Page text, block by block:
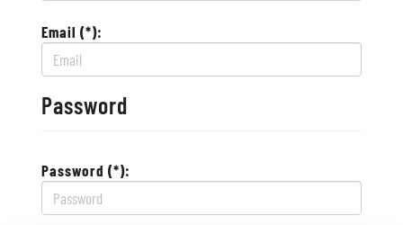
Email (*):
Password
Password (*):